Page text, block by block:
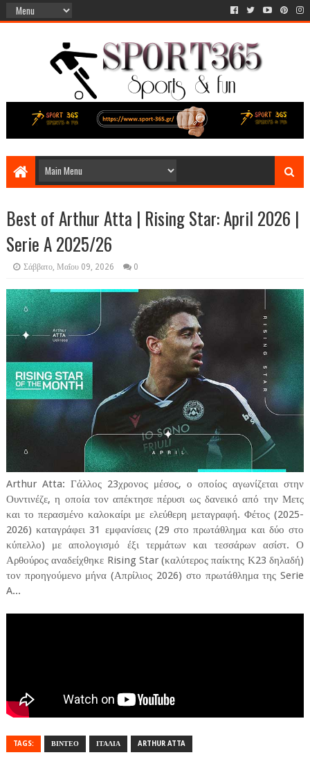
Best of Arthur Atta | Rising Star: April 2026 |
Serie A 2025/26
Σάββατο, Μαΐου 09, 2026 0
Arthur Atta: Γάλλος 23χρονος μέσος, ο οποίος αγωνίζεται στην
Ουντινέζε, η οποία τον απέκτησε πέρυσι ως δανεικό από την Μετς
και το περασμένο καλοκαίρι με ελεύθερη μεταγραφή. Φέτος (2025-
2026) καταγράφει 31 εμφανίσεις (29 στο πρωτάθλημα και δύο στο
κύπελλο) με απολογισμό έξι τερμάτων και τεσσάρων ασίστ. Ο
Αρθούρος αναδείχθηκε Rising Star (καλύτερος παίκτης Κ23 δηλαδή)
τον προηγούμενο μήνα (Απρίλιος 2026) στο πρωτάθλημα της Serie
A...
TAGS: ΒΙΝΤΕΟ ΙΤΑΛΙΑ ARTHUR ATTA